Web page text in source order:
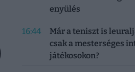
enyülés
16:44
Már a teniszt is
csak a mesterséges
játékosokon?